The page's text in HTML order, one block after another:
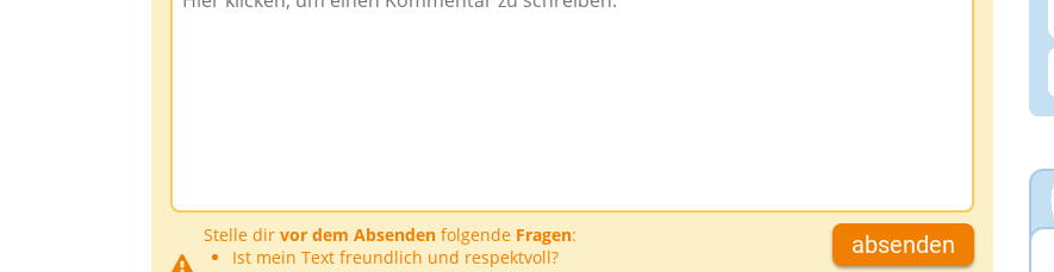
Stelle dir vor dem Absenden folgende Fragen:
Ist mein Text freundlich und respektvoll?
absenden